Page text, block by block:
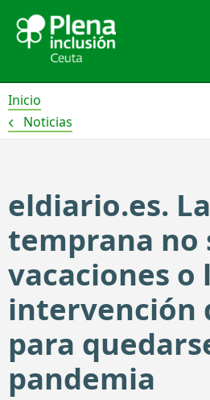
contenido
Inicio
Noticias
eldiario.es.
temprana no
vacaciones o
intervención
para
pandemia